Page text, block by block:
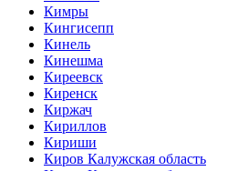
Кимры
Кингисепп
Кинель
Кинешма
Киреевск
Киренск
Киржач
Кириллов
Кириши
Киров Калужская область